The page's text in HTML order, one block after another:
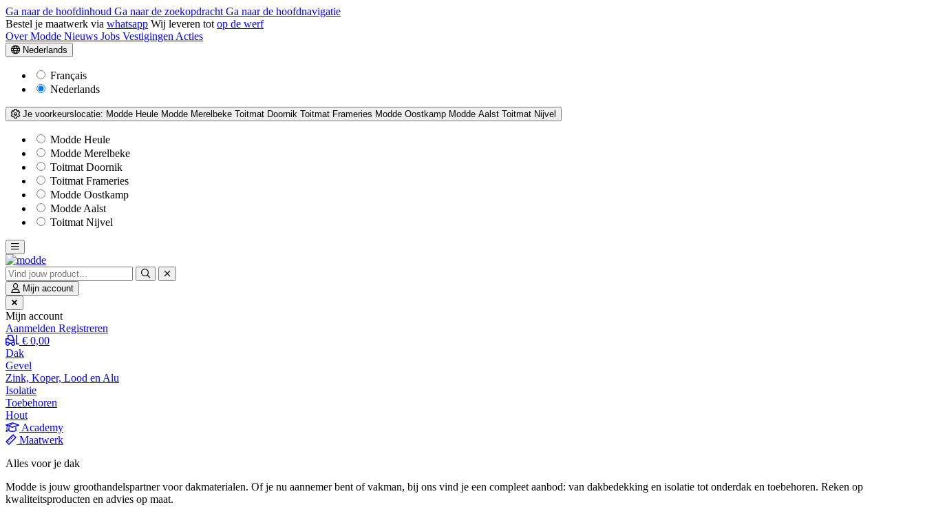
Ga naar de hoofdinhoud Ga naar de zoekopdracht Ga naar de hoofdnavigatie
Bestel je maatwerk via whatsapp Wij leveren tot op de werf
Over Modde Nieuws Jobs Vestigingen Acties
Nederlands
Français
Nederlands
Je voorkeurslocatie: Modde Heule Modde Merelbeke Toitmat Doornik Toitmat Frameries Modde Oostkamp Modde Aalst Toitmat Nijvel
Modde Heule
Modde Merelbeke
Toitmat Doornik
Toitmat Frameries
Modde Oostkamp
Modde Aalst
Toitmat Nijvel
Mijn account
Mijn account
Aanmelden Registreren
€ 0,00
Dak
Gevel
Zink, Koper, Lood en Alu
Isolatie
Toebehoren
Hout
Academy
Maatwerk
Alles voor je dak
Modde is jouw groothandelspartner voor dakmaterialen. Of je nu aannemer bent of vakman, bij ons vind je een compleet aanbod: van dakbedekking en isolatie tot onderdak en toebehoren. Reken op
kwaliteitsproducten en advies op maat.